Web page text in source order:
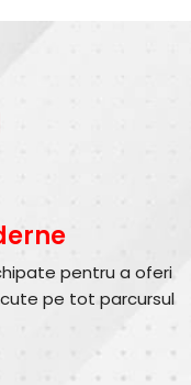
pentru a oferi
pe tot parcursul